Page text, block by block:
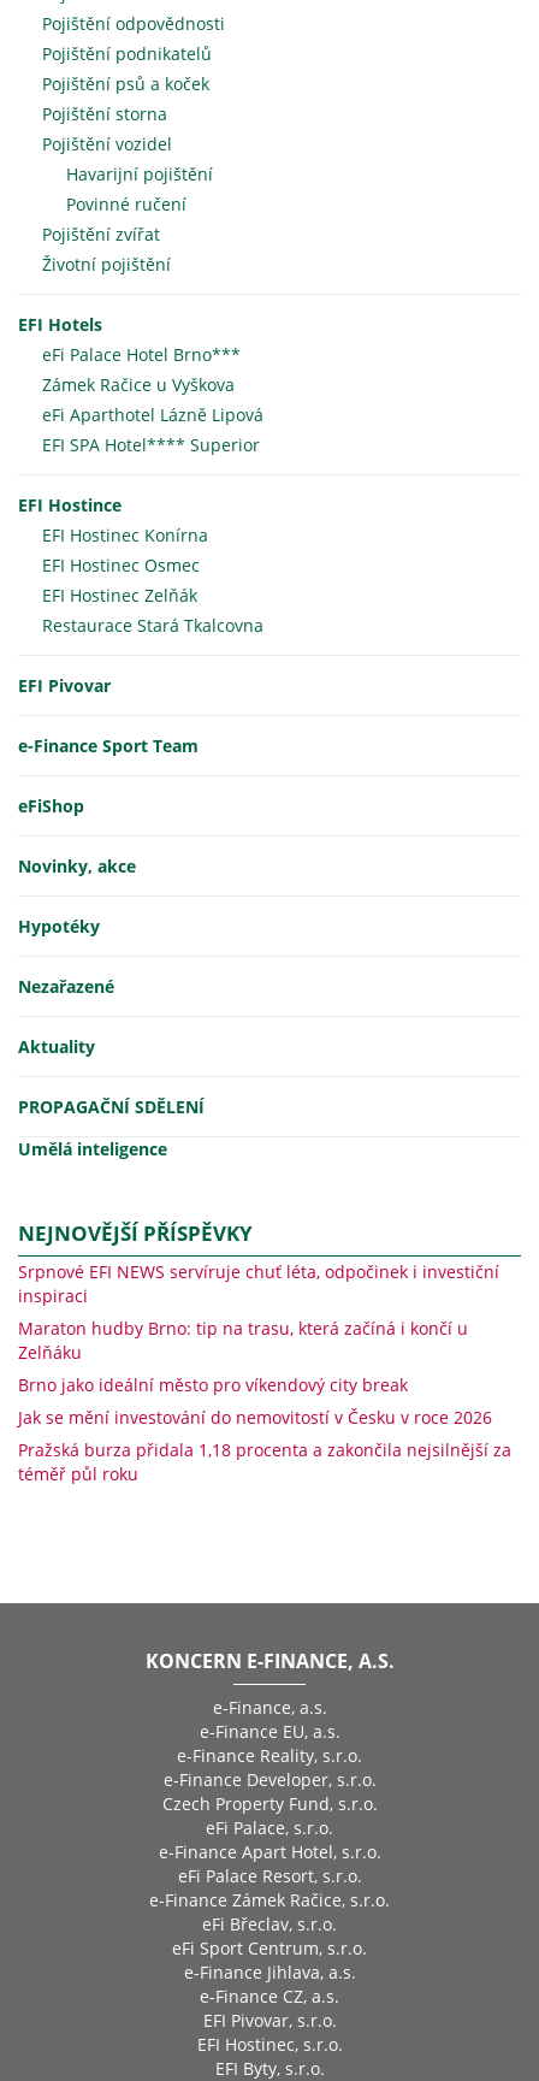
Pojištění odpovědnosti
Pojištění podnikatelů
Pojištění psů a koček
Pojištění storna
Pojištění vozidel
Havarijní pojištění
Povinné ručení
Pojištění zvířat
Životní pojištění
EFI Hotels
eFi Palace Hotel Brno***
Zámek Račice u Vyškova
eFi Aparthotel Lázně Lipová
EFI SPA Hotel**** Superior
EFI Hostince
EFI Hostinec Konírna
EFI Hostinec Osmec
EFI Hostinec Zelňák
Restaurace Stará Tkalcovna
EFI Pivovar
e-Finance Sport Team
eFiShop
Novinky, akce
Hypotéky
Nezařazené
Aktuality
PROPAGAČNÍ SDĚLENÍ
Umělá inteligence
NEJNOVĚJŠÍ PŘÍSPĚVKY
Srpnové EFI NEWS servíruje chuť léta, odpočinek i investiční
inspiraci
Maraton hudby Brno: tip na trasu, která začíná i končí u
Zelňáku
Brno jako ideální město pro víkendový city break
Jak se mění investování do nemovitostí v Česku v roce 2026
Pražská burza přidala 1,18 procenta a zakončila nejsilnější za
téměř půl roku
KONCERN E-FINANCE, A.S.
e-Finance, a.s.
e-Finance EU, a.s.
e-Finance Reality, s.r.o.
e-Finance Developer, s.r.o.
Czech Property Fund, s.r.o.
eFi Palace, s.r.o.
e-Finance Apart Hotel, s.r.o.
eFi Palace Resort, s.r.o.
e-Finance Zámek Račice, s.r.o.
eFi Břeclav, s.r.o.
eFi Sport Centrum, s.r.o.
e-Finance Jihlava, a.s.
e-Finance CZ, a.s.
EFI Pivovar, s.r.o.
EFI Hostinec, s.r.o.
EFI Byty, s.r.o.